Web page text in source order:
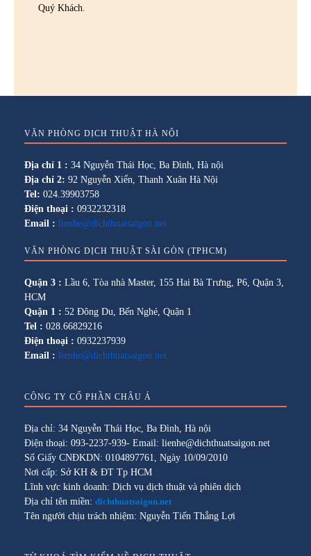
Quý Khách.
VĂN PHÒNG DỊCH THUẬT HÀ NỘI
Địa chỉ 1 : 34 Nguyễn Thái Học, Ba Đình, Hà nội
Địa chỉ 2: 92 Nguyễn Xiển, Thanh Xuân Hà Nội
Tel: 024.39903758
Điện thoại : 0932232318
Email : lienhe@dichthuatsaigon.net
VĂN PHÒNG DỊCH THUẬT SÀI GÒN (TPHCM)
Quận 3 : Lầu 6, Tòa nhà Master, 155 Hai Bà Trưng, P6, Quận 3,
HCM
Quận 1 : 52 Đông Du, Bến Nghé, Quận 1
Tel : 028.66829216
Điện thoại : 0932237939
Email : lienhe@dichthuatsaigon.net
CÔNG TY CỔ PHẦN CHÂU Á
Địa chỉ: 34 Nguyễn Thái Học, Ba Đình, Hà nội
Điện thoại: 093-2237-939- Email: lienhe@dichthuatsaigon.net
Số Giấy CNĐKDN: 0104897761, Ngày 10/09/2010
Nơi cấp: Sở KH & ĐT Tp HCM
Lĩnh vực kinh doanh: Dịch vụ dịch thuật và phiên dịch
Địa chỉ tên miền: dichthuatsaigon.net
Tên người chịu trách nhiệm: Nguyễn Tiến Thắng Lợi